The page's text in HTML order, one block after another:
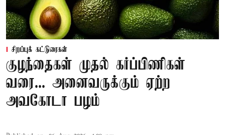
சிறப்புக் கட்டுரைகள்
குழந்தைகள் முதல் கர்ப்பிணிகள்
வரை... அனைவருக்கும் ஏற்ற
அவகோடா பழம்